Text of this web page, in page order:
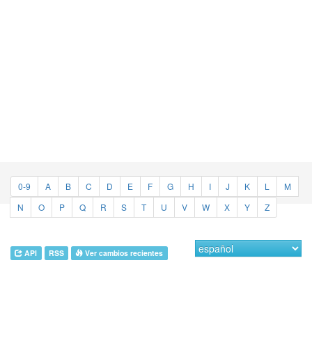
0-9 A B C D E F G H I J K L
M
N
O P Q R S T U V W X Y Z
API RSS Ver cambios recientes